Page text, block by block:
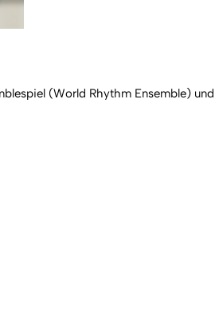
(World Rhythm Ensemble) und